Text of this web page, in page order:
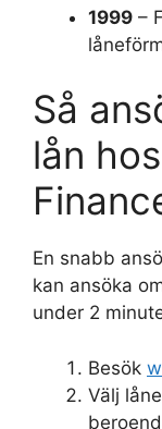
1999 –
Så
lån
En snabb
kan ansöka
under 2
Besök
Välj